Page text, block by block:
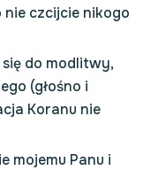
nie czcijcie nikogo
się do modlitwy,
(głośno i
Koranu nie
mojemu Panu i